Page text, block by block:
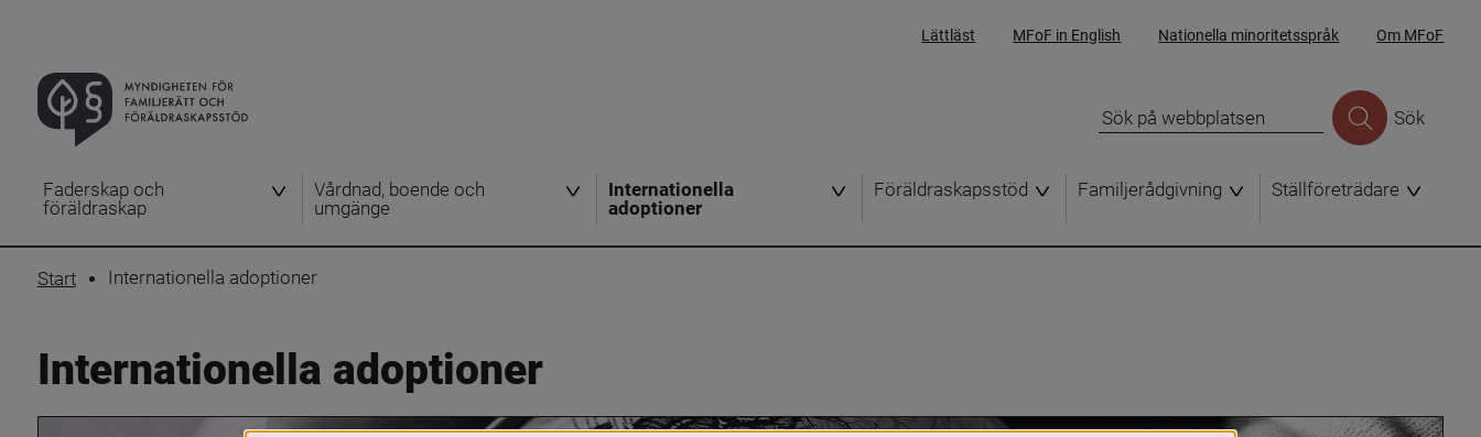
Lättläst MFoF in English Nationella minoritetsspråk Om MFoF
Sök
Faderskap och
föräldraskap
Vårdnad, boende och
umgänge
Internationella
adoptioner
Föräldraskapsstöd Familjerådgivning Ställföreträdare
Start Internationella adoptioner
Internationella adoptioner